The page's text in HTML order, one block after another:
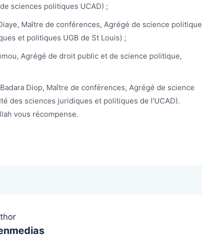
sciences politiques UCAD) ;
Maître de conférences, Agrégé de science politique
et politiques UGB de St Louis) ;
Agrégé de droit public et de science politique,
Diop, Maître de conférences, Agrégé de science
des sciences juridiques et politiques de l’UCAD).
vous récompense.